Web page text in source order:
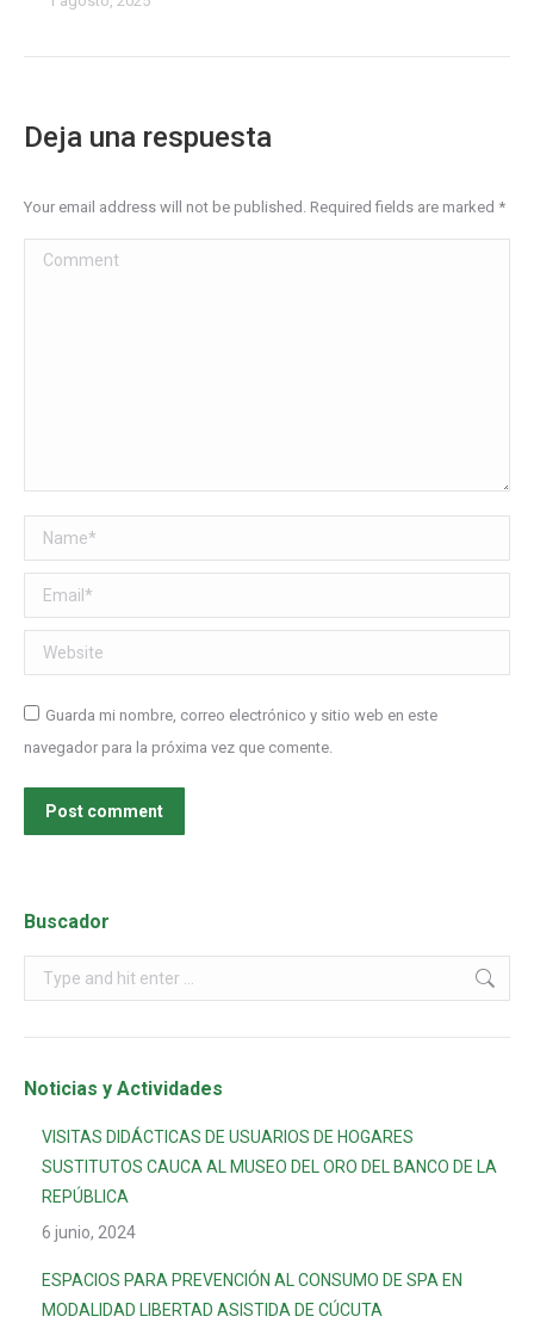
Deja una respuesta
Your email address will not be published. Required fields are marked *
Comment
Name *
Email *
Website
Guarda mi nombre, correo electrónico y sitio web en este
navegador para la próxima vez que comente.
Post comment
Buscador
Noticias y Actividades
VISITAS DIDÁCTICAS DE USUARIOS DE HOGARES
SUSTITUTOS CAUCA AL MUSEO DEL ORO DEL BANCO DE LA
REPÚBLICA
6 junio, 2024
ESPACIOS PARA PREVENCIÓN AL CONSUMO DE SPA EN
MODALIDAD LIBERTAD ASISTIDA DE CÚCUTA